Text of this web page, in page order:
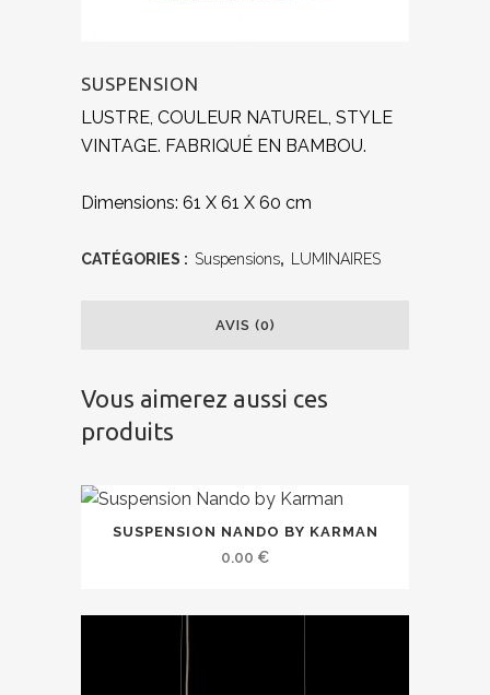
SUSPENSION
LUSTRE, COULEUR NATUREL, STYLE
VINTAGE. FABRIQUÉ EN BAMBOU.
Dimensions: 61 X 61 X 60 cm
CATÉGORIES : Suspensions, LUMINAIRES
AVIS (0)
Vous aimerez aussi ces
produits
SUSPENSION NANDO BY KARMAN
0.00 €